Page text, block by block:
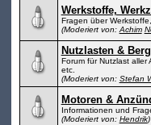
Werkstoffe,
Fragen über
(Moderiert von:Achim
Nutzlasten &
Forum für Nutzlast
etc.
(Moderiert von: Stefan
Motoren &
Informationen und
(Moderiert von: Hendrik)